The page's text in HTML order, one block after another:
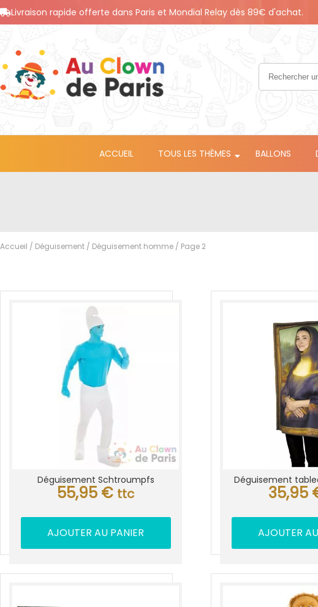
Livraison rapide offerte dans Paris et Mondial Relay dès 89€ d'achat.
ACCUEIL TOUS LES THÈMES BALLONS
Accueil / Déguisement / Déguisement homme / Page 2
Déguisement Schtroumpfs
55,95 € ttc
AJOUTER AU PANIER
Déguisement
35,95
AJOUTER